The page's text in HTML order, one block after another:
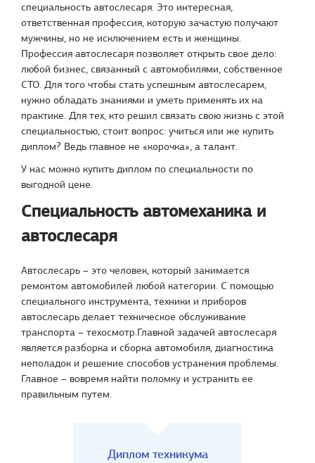
специальность автослесаря. Это интересная,
ответственная профессия, которую зачастую получают
мужчины, но не исключением есть и женщины.
Профессия автослесаря позволяет открыть свое дело:
любой бизнес, связанный с автомобилями, собственное
СТО. Для того чтобы стать успешным автослесарем,
нужно обладать знаниями и уметь применять их на
практике. Для тех, кто решил связать свою жизнь с этой
специальностью, стоит вопрос: учиться или же купить
диплом? Ведь главное не «корочка», а талант.
У нас можно купить диплом по специальности по
выгодной цене.
Специальность автомеханика и
автослесаря
Автослесарь – это человек, который занимается
ремонтом автомобилей любой категории. С помощью
специального инструмента, техники и приборов
автослесарь делает техническое обслуживание
транспорта – техосмотр.Главной задачей автослесаря
является разборка и сборка автомобиля, диагностика
неполадок и решение способов устранения проблемы.
Главное – вовремя найти поломку и устранить ее
правильным путем.
Диплом техникума